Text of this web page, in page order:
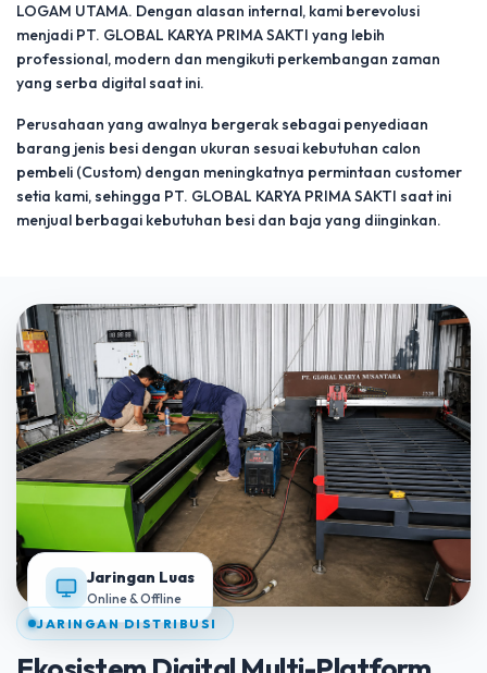
LOGAM UTAMA. Dengan alasan internal, kami berevolusi
menjadi PT. GLOBAL KARYA PRIMA SAKTI yang lebih
professional, modern dan mengikuti perkembangan zaman
yang serba digital saat ini.
Perusahaan yang awalnya bergerak sebagai penyediaan
barang jenis besi dengan ukuran sesuai kebutuhan calon
pembeli (Custom) dengan meningkatnya permintaan customer
setia kami, sehingga PT. GLOBAL KARYA PRIMA SAKTI saat ini
menjual berbagai kebutuhan besi dan baja yang diinginkan.
Jaringan Luas
Online & Offline
JARINGAN DISTRIBUSI